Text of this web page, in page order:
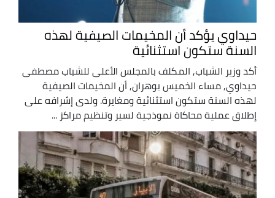
حيداوي يؤكد أن المخيمات الصيفية لهذه
السنة ستكون استثنائية
أكد وزير الشباب, المكلف بالمجلس الأعلى للشباب مصطفى
حيداوي, مساء الخميس بوهران, أن المخيمات الصيفية
لهذه السنة ستكون استثنائية ومغايرة. ولدى إشرافه على
إطلاق عملية محاكاة نموذجية لسير وتنظيم مراكز ...